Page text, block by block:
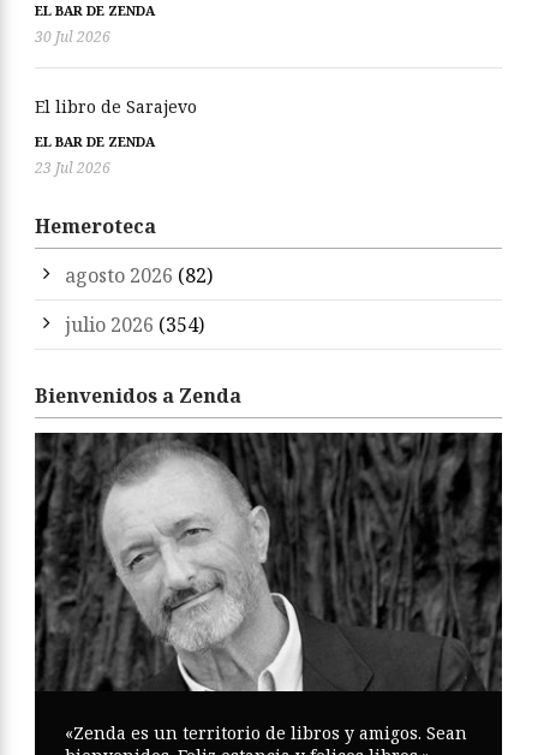
EL BAR DE ZENDA
30 Jul 2026
El libro de Sarajevo
EL BAR DE ZENDA
23 Jul 2026
Hemeroteca
agosto 2026 (82)
julio 2026 (354)
Bienvenidos a Zenda
«Zenda es un territorio de libros y amigos. Sean